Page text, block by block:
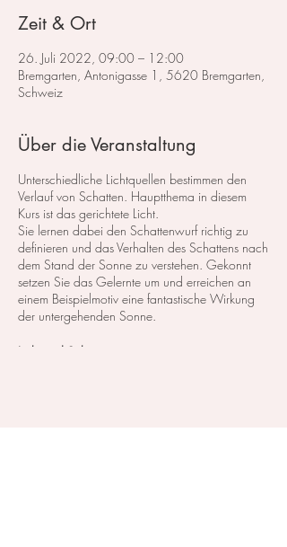
Zeit & Ort
26. Juli 2022, 09:00 – 12:00
Bremgarten, Antonigasse 1, 5620 Bremgarten,
Schweiz
Über die Veranstaltung
Unterschiedliche Lichtquellen bestimmen den
Verlauf von Schatten. Hauptthema in diesem
Kurs ist das gerichtete Licht.
Sie lernen dabei den Schattenwurf richtig zu
definieren und das Verhalten des Schattens nach
dem Stand der Sonne zu verstehen. Gekonnt
setzen Sie das Gelernte um und erreichen an
einem Beispielmotiv eine fantastische Wirkung
der untergehenden Sonne.
Licht und Schatten